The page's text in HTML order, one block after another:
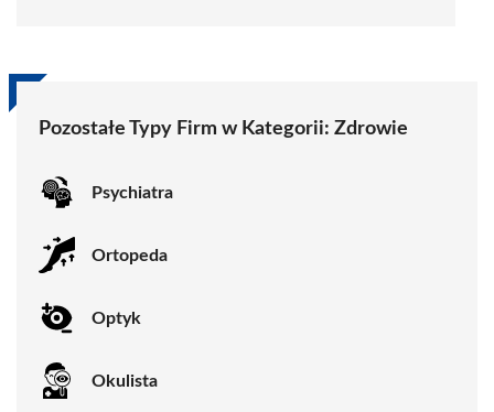
Pozostałe Typy Firm w Kategorii: Zdrowie
Psychiatra
Ortopeda
Optyk
Okulista